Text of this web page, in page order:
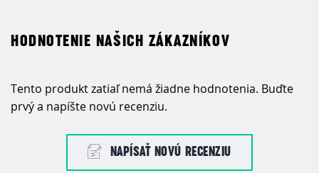
HODNOTENIE NAŠICH ZÁKAZNÍKOV
Tento produkt zatiaľ nemá žiadne hodnotenia. Buďte
prvý a napíšte novú recenziu.
NAPÍSAŤ NOVÚ RECENZIU